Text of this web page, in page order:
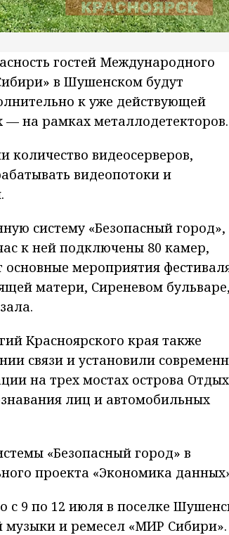
гостей Международного
в Шушенском будут
к уже действующей
— на рамках металлодетекторов.
количество видеосерверов,
видеопотоки и
систему «Безопасный город»,
к ней подключены 80 камер,
мероприятия
матери, Сиреневом
Красноярского края также
связи и установили
на трех мостах острова
лиц и автомобильных
«Безопасный город» в
проекта «Экономика
9 по 12 июля в поселке
и ремесел «МИР Сибири».